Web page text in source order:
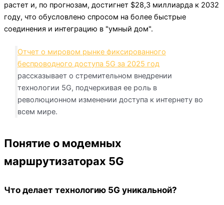
растет и, по прогнозам, достигнет $28,3 миллиарда к 2032
году, что обусловлено спросом на более быстрые
соединения и интеграцию в "умный дом".
Отчет о мировом рынке фиксированного
беспроводного доступа 5G за 2025 год
рассказывает о стремительном внедрении
технологии 5G, подчеркивая ее роль в
революционном изменении доступа к интернету во
всем мире.
Понятие о модемных
маршрутизаторах 5G
Что делает технологию 5G уникальной?